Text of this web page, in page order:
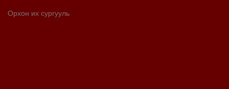
Орхон их сургууль